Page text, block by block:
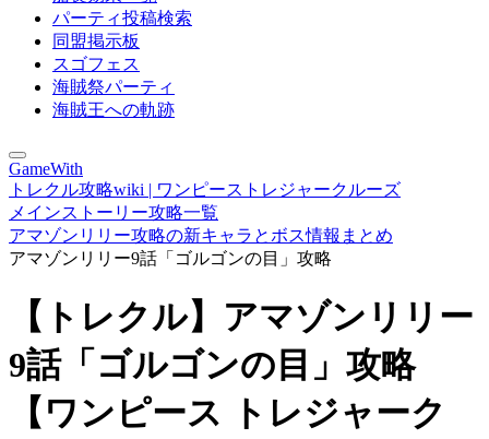
パーティ投稿検索
同盟掲示板
スゴフェス
海賊祭パーティ
海賊王への軌跡
GameWith
トレクル攻略wiki | ワンピーストレジャークルーズ
メインストーリー攻略一覧
アマゾンリリー攻略の新キャラとボス情報まとめ
アマゾンリリー9話「ゴルゴンの目」攻略
【トレクル】アマゾンリリー
9話「ゴルゴンの目」攻略
【ワンピース トレジャーク